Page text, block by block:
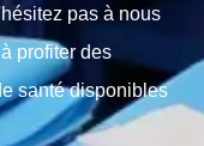
pas à nous
profiter des
santé disponibles